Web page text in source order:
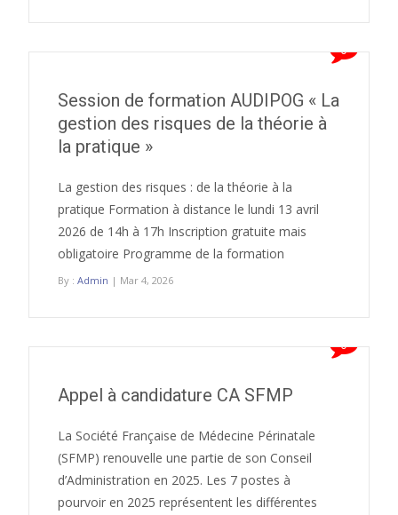
0
Session de formation AUDIPOG « La
gestion des risques de la théorie à
la pratique »
La gestion des risques : de la théorie à la
pratique Formation à distance le lundi 13 avril
2026 de 14h à 17h Inscription gratuite mais
obligatoire Programme de la formation
By : Admin | Mar 4, 2026
0
Appel à candidature CA SFMP
La Société Française de Médecine Périnatale
(SFMP) renouvelle une partie de son Conseil
d’Administration en 2025. Les 7 postes à
pourvoir en 2025 représentent les différentes